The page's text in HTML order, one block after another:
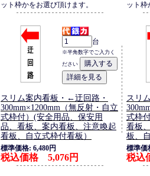
ット枠かをお選び頂けます。
ット枠
台
※半角数字でご入力く
ださい
スリム案内看板・←迂回路・
300mm×1200mm（無反射・自立
式枠付）(安全用品、保安用
品、看板、案内看板、注意喚起
看板、自立式枠付看板）
標準価格: 6,480円
税込価格 5,076円
スリ
式枠
看板
板、
標準価
税込